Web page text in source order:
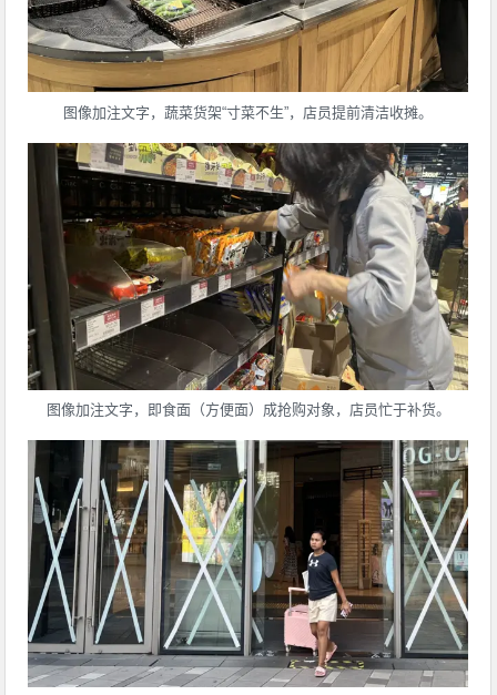
图像加注文字，蔬菜货架“寸菜不生”，店员提前清洁收摊。
图像加注文字，即食面（方便面）成抢购对象，店员忙于补货。